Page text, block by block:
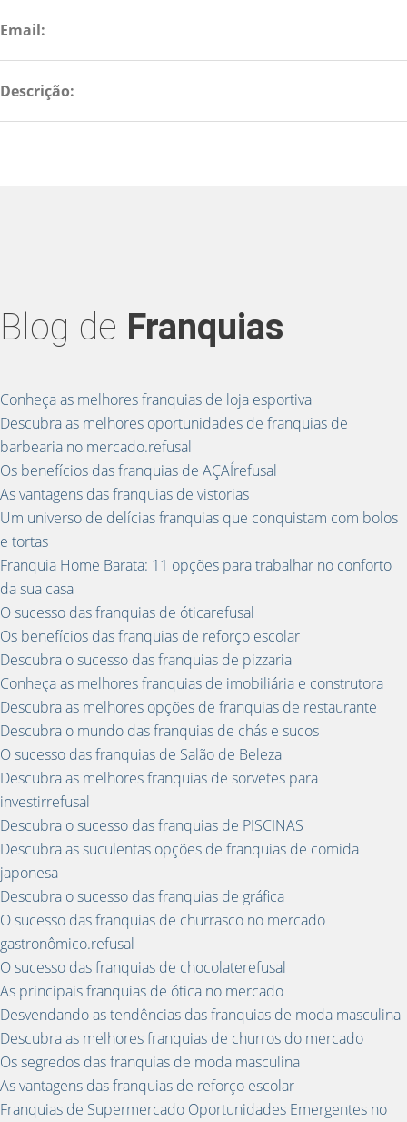
Email:
Descrição:
Blog de Franquias
Conheça as melhores franquias de loja esportiva
Descubra as melhores oportunidades de franquias de
barbearia no mercado.refusal
Os benefícios das franquias de AÇAÍrefusal
As vantagens das franquias de vistorias
Um universo de delícias franquias que conquistam com bolos
e tortas
Franquia Home Barata: 11 opções para trabalhar no conforto
da sua casa
O sucesso das franquias de óticarefusal
Os benefícios das franquias de reforço escolar
Descubra o sucesso das franquias de pizzaria
Conheça as melhores franquias de imobiliária e construtora
Descubra as melhores opções de franquias de restaurante
Descubra o mundo das franquias de chás e sucos
O sucesso das franquias de Salão de Beleza
Descubra as melhores franquias de sorvetes para
investirrefusal
Descubra o sucesso das franquias de PISCINAS
Descubra as suculentas opções de franquias de comida
japonesa
Descubra o sucesso das franquias de gráfica
O sucesso das franquias de churrasco no mercado
gastronômico.refusal
O sucesso das franquias de chocolaterefusal
As principais franquias de ótica no mercado
Desvendando as tendências das franquias de moda masculina
Descubra as melhores franquias de churros do mercado
Os segredos das franquias de moda masculina
As vantagens das franquias de reforço escolar
Franquias de Supermercado Oportunidades Emergentes no